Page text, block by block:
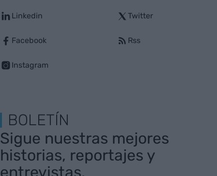
Linkedin
Facebook
Instagram
Twitter
Rss
BOLETÍN
Sigue nuestras mejores
historias, reportajes y
entrevistas.